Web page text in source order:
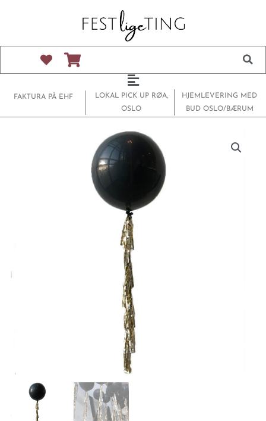
innholdet
Main
Menu
FAKTURA PÅ EHF
LOKAL PICK UP RØA,
OSLO
HJEMLEVERING MED
BUD OSLO/BÆRUM